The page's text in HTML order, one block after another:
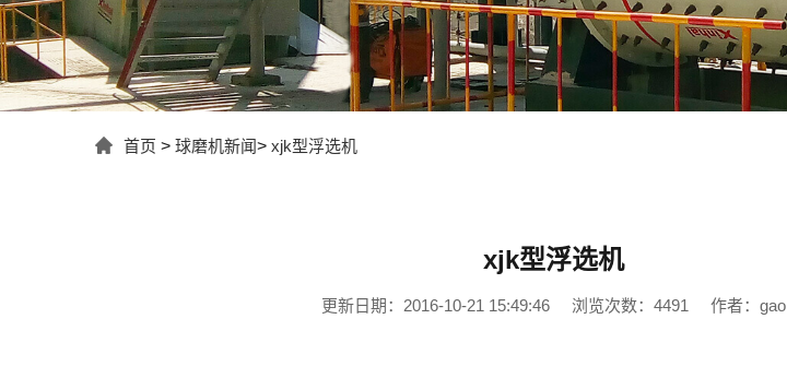
首页 > 球磨机新闻> xjk型浮选机
xjk型浮选机
更新日期：2016-10-21 15:49:46 浏览次数：4491 作者：gao